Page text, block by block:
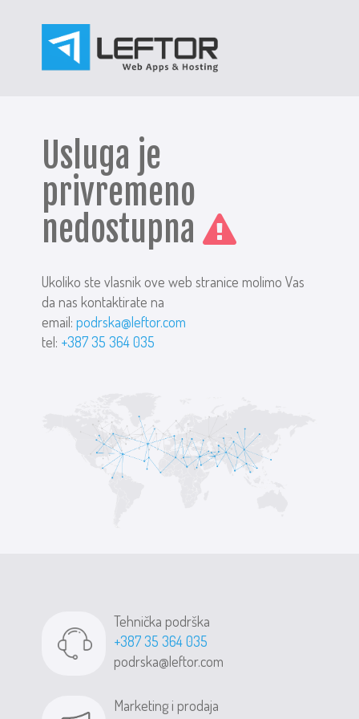
Usluga je
privremeno
nedostupna
Ukoliko ste vlasnik ove web stranice molimo Vas
da nas kontaktirate na
email:podrska@leftor.com
tel: +387 35 364 035
Tehnička podrška
+387 35 364 035
podrska@leftor.com
Marketing i prodaja